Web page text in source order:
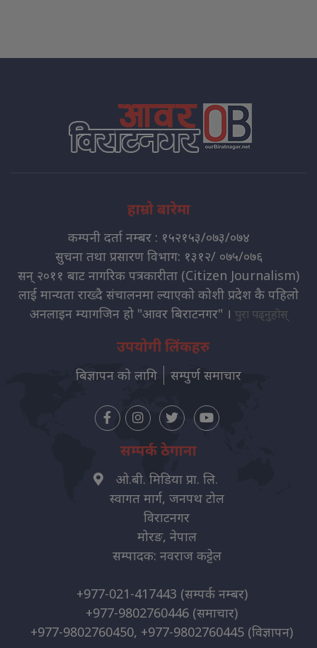
हाम्रो बारेमा
कम्पनी दर्ता नम्बर : १५२१५३/०७३/०७४
सुचना तथा प्रसारण विभाग: १३१२/ ०७५/०७६
सन् २०११ बाट नागरिक पत्रकारीता (Citizen Journalism)
लाई मान्यता राख्दै संचालनमा ल्याएको कोशी प्रदेश कै पहिलो
अनलाइन म्यागजिन हो "आवर बिराटनगर" । पुरा पढ्नुहोस्
उपयोगी लिंकहरु
बिज्ञापन को लागि सम्पुर्ण समाचार
सम्पर्क ठेगाना
ओ.बी. मिडिया प्रा. लि.
स्वागत मार्ग, जनपथ टोल
विराटनगर
मोरङ, नेपाल
सम्पादक: नवराज कट्टेल
+977-021-417443 (सम्पर्क नम्बर)
+977-9802760446 (समाचार)
+977-9802760450, +977-9802760445 (विज्ञापन)